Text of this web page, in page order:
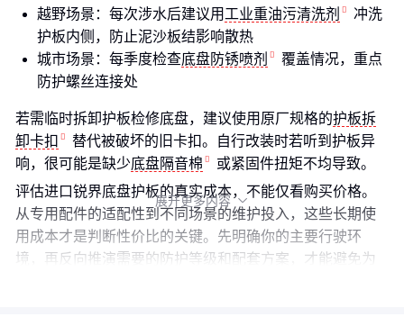
越野场景：每次涉水后建议用 工业重油污清洗剂
冲洗
护板内侧，防止泥沙板结影响散热
城市场景：每季度检查底盘防锈喷剂
覆盖情况，重点
防护螺丝连接处
若需临时拆卸护板检修底盘，建议使用原厂规格的护板拆
卸卡扣
替代被破坏的旧卡扣。自行改装时若听到护板异
响，很可能是缺少底盘隔音棉
或紧固件扭矩不均导致。
评估进口锐界底盘护板的真实成本，不能仅看购买价格。
从专用配件的适配性到不同场景的维护投入，这些长期使
用成本才是判断性价比的关键。先明确你的主要行驶环
境，再反向推演需要的防护等级和配套方案，才能避免为
展开更多内容 